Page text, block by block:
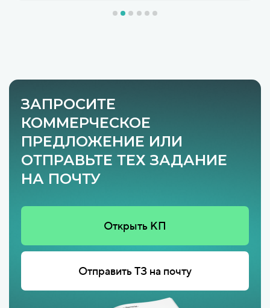
ЗАПРОСИТЕ
КОММЕРЧЕСКОЕ
ПРЕДЛОЖЕНИЕ ИЛИ
ОТПРАВЬТЕ ТЕХ ЗАДАНИЕ
НА ПОЧТУ
Открыть КП
Отправить ТЗ на почту